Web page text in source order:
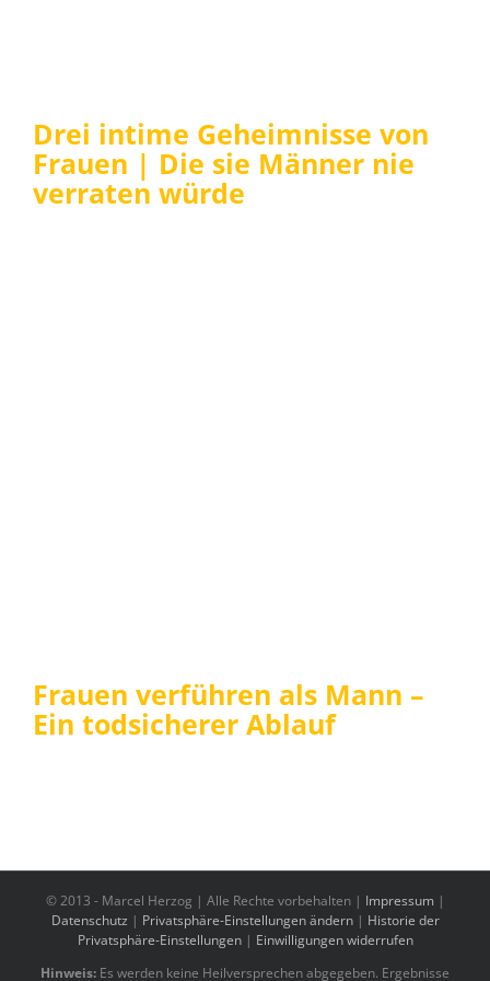
Drei intime Geheimnisse von
Frauen | Die sie Männer nie
verraten würde
Frauen verführen als Mann –
Ein todsicherer Ablauf
© 2013 - Marcel Herzog | Alle Rechte vorbehalten | Impressum |
Datenschutz | Privatsphäre-Einstellungen ändern| Historie der
Privatsphäre-Einstellungen| Einwilligungen widerrufen
Hinweis: Es werden keine Heilversprechen abgegeben. Ergebnisse